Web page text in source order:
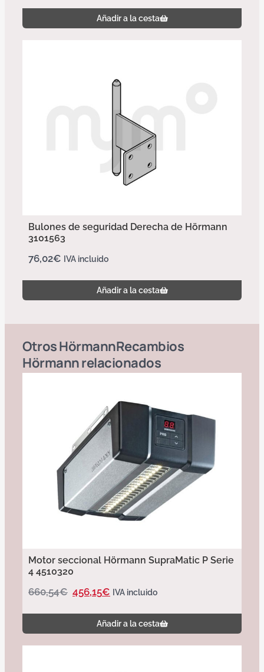
Añadir a la cesta
Bulones de seguridad Derecha de Hörmann
3101563
76,02€ IVA incluido
Añadir a la cesta
OtrosHörmannRecambios
Hörmannrelacionados
Motor seccional Hörmann SupraMatic P Serie
4 4510320
660,54€ 456,15€ IVA incluido
Añadir a la cesta